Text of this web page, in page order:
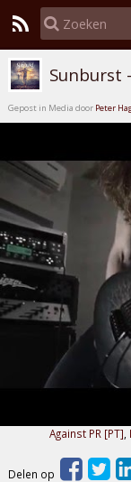
Sunburst
Gepost in Media door Peter
Against PR [PT]
Delen op